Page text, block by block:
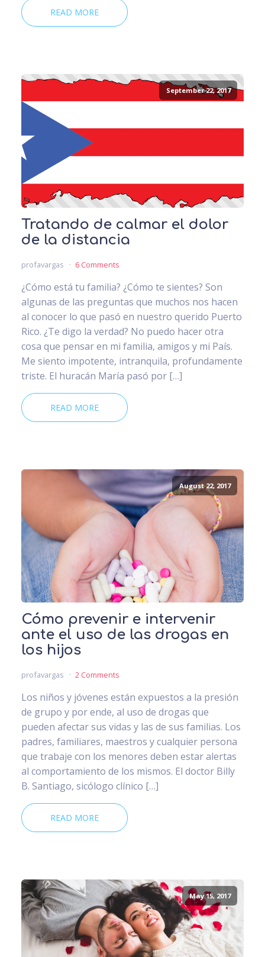
READ MORE
September 22, 2017
Tratando de calmar el dolor
de la distancia
profavargas 6 Comments
¿Cómo está tu familia? ¿Cómo te sientes? Son
algunas de las preguntas que muchos nos hacen
al conocer lo que pasó en nuestro querido Puerto
Rico. ¿Te digo la verdad? No puedo hacer otra
cosa que pensar en mi familia, amigos y mi País.
Me siento impotente, intranquila, profundamente
triste. El huracán María pasó por […]
READ MORE
August 22, 2017
Cómo prevenir e intervenir
ante el uso de las drogas en
los hijos
profavargas 2 Comments
Los niños y jóvenes están expuestos a la presión
de grupo y por ende, al uso de drogas que
pueden afectar sus vidas y las de sus familias. Los
padres, familiares, maestros y cualquier persona
que trabaje con los menores deben estar alertas
al comportamiento de los mismos. El doctor Billy
B. Santiago, sicólogo clínico […]
READ MORE
May 15, 2017